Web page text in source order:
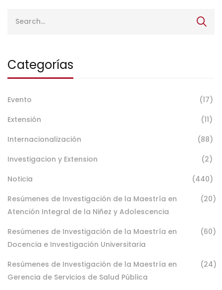
Categorías
Evento
(17)
Extensión
(11)
Internacionalización
(88)
Investigacion y Extension
(2)
Noticia
(440)
Resúmenes de Investigación de la Maestría en
Atención Integral de la Niñez y Adolescencia
(20)
Resúmenes de Investigación de la Maestría en
Docencia e Investigación Universitaria
(60)
Resúmenes de Investigación de la Maestría en
Gerencia de Servicios de Salud Pública
(24)